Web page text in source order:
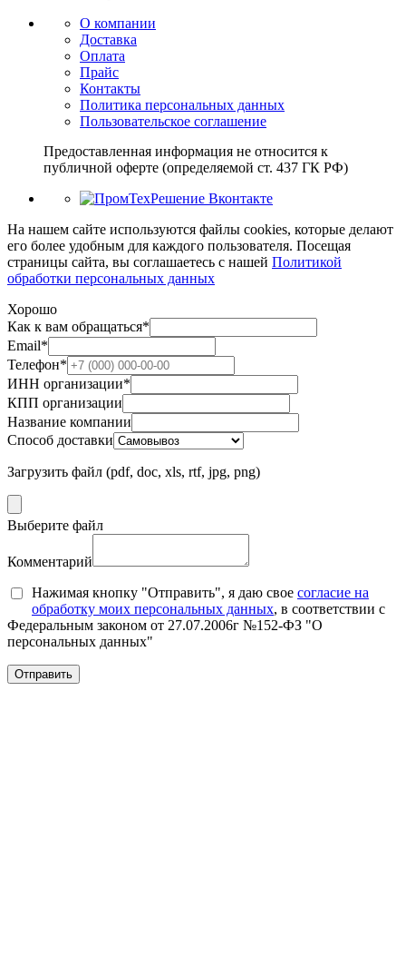
О компании
Доставка
Оплата
Прайс
Контакты
Политика персональных данных
Пользовательское соглашение
Предоставленная информация не относится к
публичной оферте (определяемой ст. 437 ГК РФ)
На нашем сайте используются файлы cookies, которые делают
его более удобным для каждого пользователя. Посещая
страницы сайта, вы соглашаетесь c нашей Политикой
обработки персональных данных
Хорошо
Как к вам обращаться*
Email*
Телефон*
ИНН организации*
КПП организации
Название компании
Способ доставки
Загрузить файл (pdf, doc, xls, rtf, jpg, png)
Выберите файл
Комментарий
Нажимая кнопку "Отправить", я даю свое согласие на
обработку моих персональных данных, в соответствии с
Федеральным законом от 27.07.2006г №152-ФЗ "О
персональных данных"